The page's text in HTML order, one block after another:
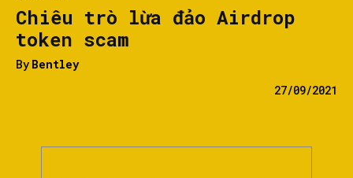
Chiêu trò lừa đảo Airdrop
token scam
By Bentley
27/09/2021